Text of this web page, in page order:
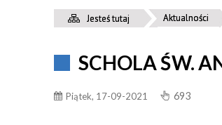
Zajęcia Plastyczne
Nauka Gry Na Akordeonie
Chór Cantiamo E Libiamo Seleczeno
Międzynarodowy Festiwal
Lesie"
Ogólnopolski Turystyczny Przegląd
O Zespole
Archiwum
Miejscowości
Mapa Turystyczna
Informacja Turystyczna
Jesteś tutaj Aktualności
SCHOLA ŚW.
Piątek, 17-09-2021 693